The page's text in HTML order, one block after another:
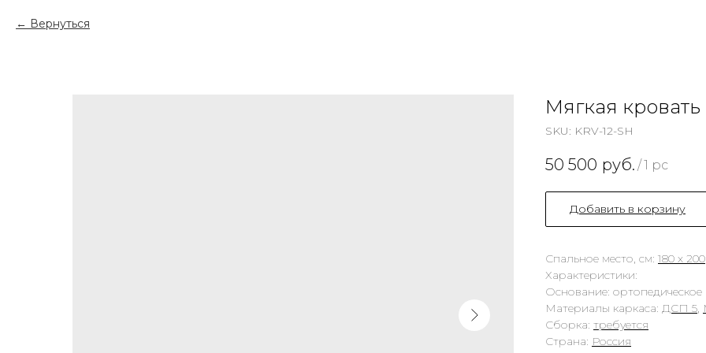
Вернуться
Мягкая кровать
SKU: KRV-12-SH
50 500 руб. /1 pc
Добавить в корзину
Спальное место, см: 180 х 200
Характеристики:
Основание: ортопедическое
Материалы каркаса: ДСП 5,
Сборка: требуется
Страна: Россия